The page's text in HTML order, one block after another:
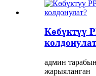
Көбүктүү
админ
жарыяланган